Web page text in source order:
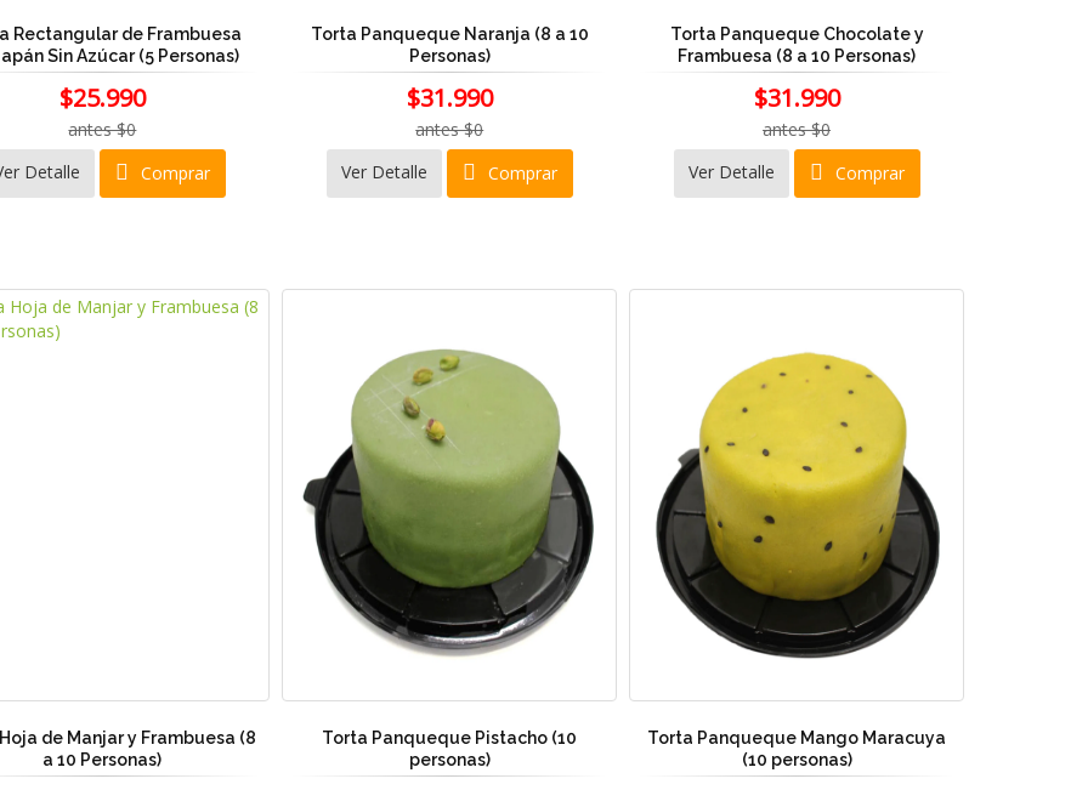
Rectangular de Frambuesa
Sin Azúcar (5 Personas)
$25.990
antes $0
Detalle
Comprar
Torta Panqueque Naranja (8 a 10
Personas)
$31.990
antes $0
Ver Detalle
Comprar
Torta Panqueque Chocolate y
Frambuesa (8 a 10 Personas)
$31.990
antes $0
Ver Detalle
Comprar
de Manjar y Frambuesa (8
a 10 Personas)
Torta Panqueque Pistacho (10
personas)
Torta Panqueque Mango Maracuya
(10 personas)